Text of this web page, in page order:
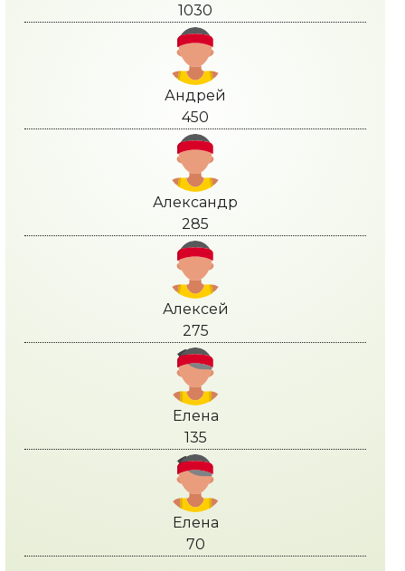
1030
Андрей
450
Александр
285
Алексей
275
Елена
135
Елена
70